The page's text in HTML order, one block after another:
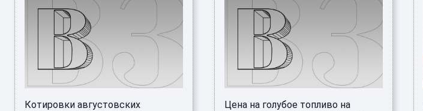
Котировки августовских
Цена на голубое топливо на